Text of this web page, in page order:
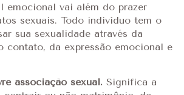
emocional vai além do prazer
sexuais. Todo indivíduo tem o
sua sexualidade através da
contato, da expressão emocional e
associação sexual. Significa a